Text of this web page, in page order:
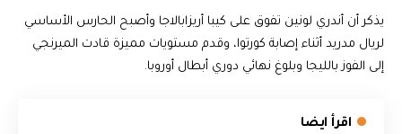
يذكر أن أندري لونين تفوق على كيبا أريزابالاجا وأصبح الحارس الأساسي
لريال مدريد أثناء إصابة كورتوا، وقدم مستويات مميزة قادت الميرنجي
إلى الفوز بالليجا وبلوغ نهائي دوري أبطال أوروبا.
اقرأ ايضا